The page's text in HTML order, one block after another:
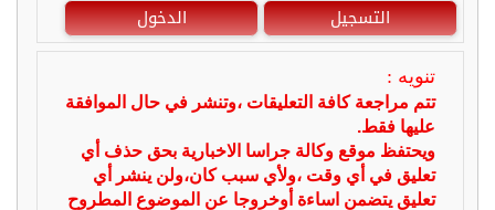
التسجيل الدخول
تنويه :
تتم مراجعة كافة التعليقات ،وتنشر في حال الموافقة
عليها فقط.
ويحتفظ موقع وكالة جراسا الاخبارية بحق حذف أي
تعليق في أي وقت ،ولأي سبب كان،ولن ينشر أي
تعليق يتضمن اساءة أوخروجا عن الموضوع المطروح